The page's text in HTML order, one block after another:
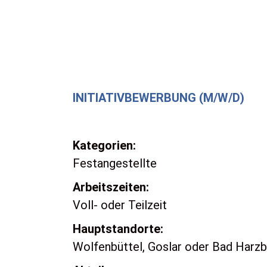
INITIATIVBEWERBUNG (M/W/D)
Kategorien:
Festangestellte
Arbeitszeiten:
Voll- oder Teilzeit
Hauptstandorte:
Wolfenbüttel, Goslar oder Bad